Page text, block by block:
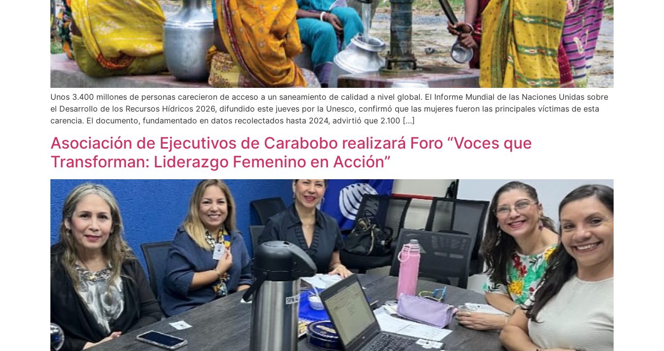
Unos 3.400 millones de personas carecieron de acceso a un saneamiento de calidad a nivel global. El Informe Mundial de las Naciones Unidas sobre
el Desarrollo de los Recursos Hídricos 2026, difundido este jueves por la Unesco, confirmó que las mujeres fueron las principales víctimas de esta
carencia. El documento, fundamentado en datos recolectados hasta 2024, advirtió que 2.100 […]
Asociación de Ejecutivos de Carabobo realizará Foro “Voces que
Transforman: Liderazgo Femenino en Acción”